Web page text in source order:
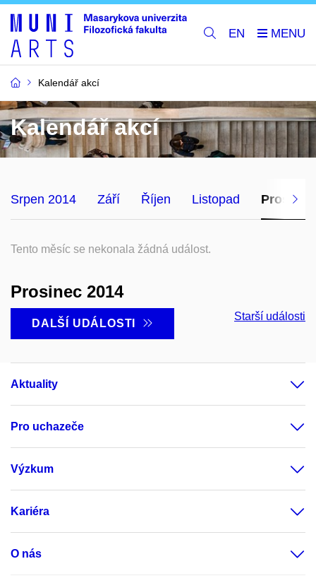
EN
Kalendář akcí
Kalendář akcí
Srpen 2014 Září Říjen Listopad Prosinec
Tento měsíc se nekonala žádná událost.
Prosinec 2014
DALŠÍ UDÁLOSTI
Starší události
Aktuality
Pro uchazeče
Výzkum
Kariéra
O nás